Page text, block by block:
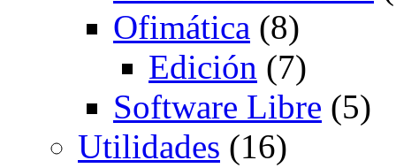
Ofimática (8)
Edición (7)
Software Libre (5)
Utilidades (16)